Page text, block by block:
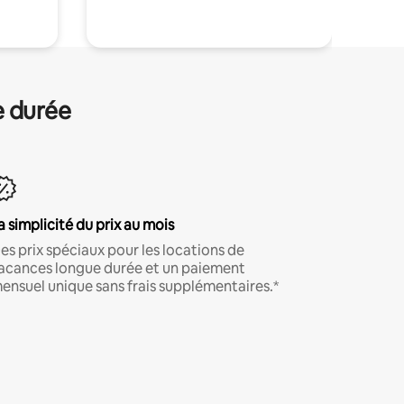
durée
simplicité du prix au mois
prix spéciaux pour les locations de
longue durée et un paiement
unique sans frais supplémentaires.*